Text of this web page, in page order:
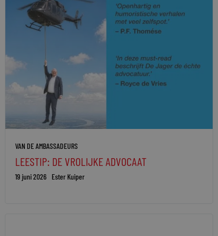
VAN DE AMBASSADEURS
LEESTIP: DE VROLIJKE ADVOCAAT
19 juni 2026 Ester Kuiper